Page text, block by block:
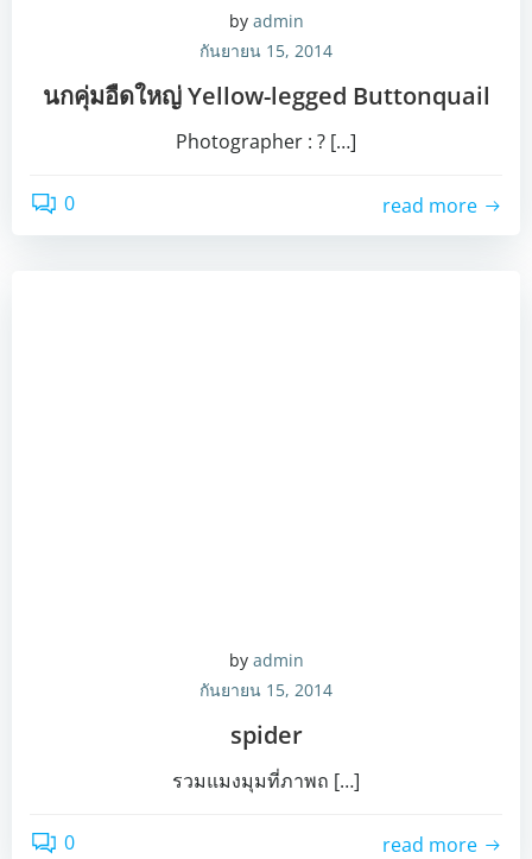
by admin
กันยายน 15, 2014
นกคุ่มอืดใหญ่ Yellow-legged Buttonquail
Photographer : ? […]
0 read more
by admin
กันยายน 15, 2014
spider
รวมแมงมุมที่ภาพถ […]
0 read more